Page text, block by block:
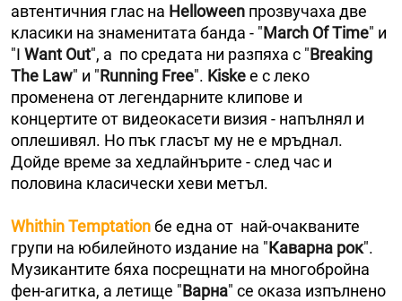
автентичния глас на Helloween прозвучаха две
класики на знаменитата банда - "March Оf Time" и
"I Want Out", а по средата ни разпяха с "Breaking
The Law" и "Running Free". Kiskeе с леко
променена от легендарните клипове и
концертите от видеокасети визия - напълнял и
оплешивял. Но пък гласът му не е мръднал.
Дойде време за хедлайнърите - след час и
половина класически хеви метъл.
Whithin Temptationбе една от най-очакваните
групи на юбилейното издание на "Каварна рок".
Музикантите бяха посрещнати на многобройна
фен-агитка, а летище "Варна" се оказа изпълнено